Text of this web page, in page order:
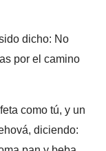
dicho: No
por el camino
como tú, y un
diciendo: